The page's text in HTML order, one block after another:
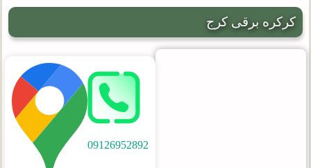
کرکره برقی کرج
09126952892